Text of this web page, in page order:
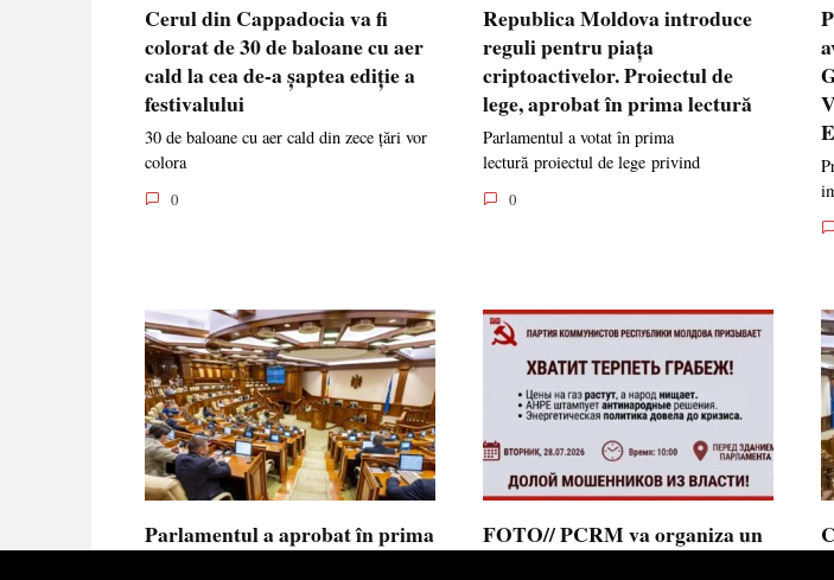
Cerul din Cappadocia va fi
colorat de 30 de baloane cu aer
cald la cea de-a șaptea ediție a
festivalului
30 de baloane cu aer cald din zece țări vor
colora
0
Republica Moldova introduce
reguli pentru piața
criptoactivelor. Proiectul de
lege, aprobat în prima lectură
Parlamentul a votat în prima
lectură proiectul de lege privind
0
Parlamentul a aprobat în prima
FOTO// PCRM va organiza un